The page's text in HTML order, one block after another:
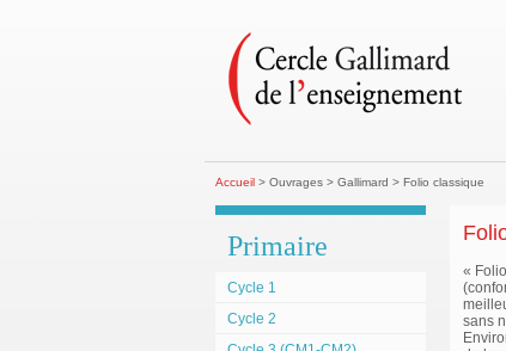
Accueil> Ouvrages > Gallimard > Folio classique
Primaire
Cycle 1
Cycle 2
«
sans